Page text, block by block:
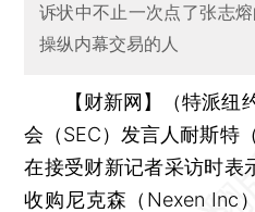
诉状中不止一次点了张志
操纵内幕交易的人
【财新网】（特派纽
会（SEC）发言人耐斯特
在接受财新记者采访时表
收购尼克森（Nexen Inc